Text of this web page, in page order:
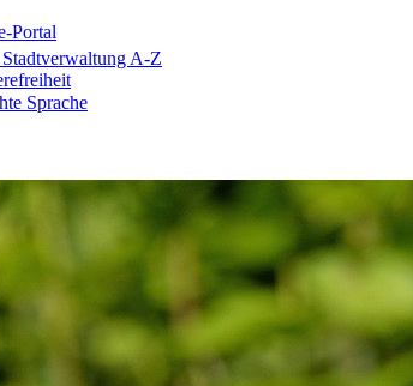
Portal
Stadtverwaltung A-Z
Sprache